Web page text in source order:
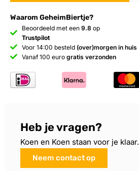
Waarom GeheimBiertje?
Beoordeeld met een 9.8 op
Trustpilot
Voor 14:00 besteld (over)morgen in huis
Vanaf 100 euro gratis verzonden
Heb je vragen?
Koen en Koen staan voor je klaar.
Neem contact op